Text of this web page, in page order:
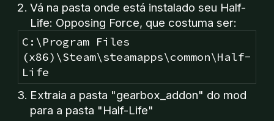
Vá na pasta onde está instalado seu Half-
Life: Opposing Force, que costuma ser:
C:\Program Files
(x86)\Steam\steamapps\common\Half-
Life
Extraia a pasta "gearbox_addon" do mod
para a pasta "Half-Life"